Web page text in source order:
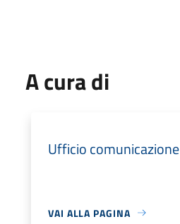
A cura di
Ufficio comunicazione
VAI ALLA PAGINA